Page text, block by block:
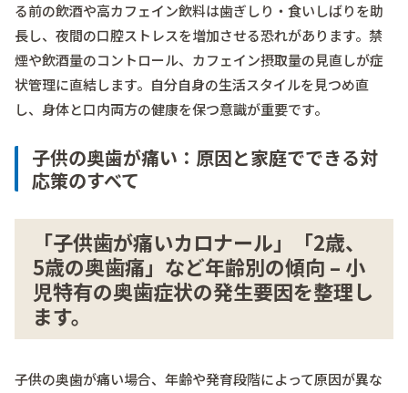
る前の飲酒や高カフェイン飲料は歯ぎしり・食いしばりを助
長し、夜間の口腔ストレスを増加させる恐れがあります。禁
煙や飲酒量のコントロール、カフェイン摂取量の見直しが症
状管理に直結します。自分自身の生活スタイルを見つめ直
し、身体と口内両方の健康を保つ意識が重要です。
子供の奥歯が痛い：原因と家庭でできる対
応策のすべて
「子供歯が痛いカロナール」「2歳、
5歳の奥歯痛」など年齢別の傾向 – 小
児特有の奥歯症状の発生要因を整理し
ます。
子供の奥歯が痛い場合、年齢や発育段階によって原因が異な